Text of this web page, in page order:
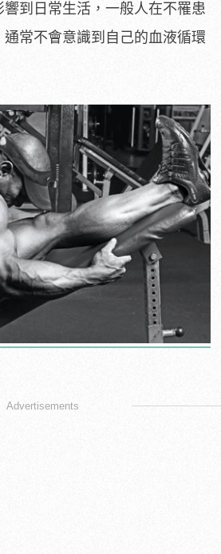
到日常生活，一般人在不罹患
常不會意識到自己的血液循環
Advertisements